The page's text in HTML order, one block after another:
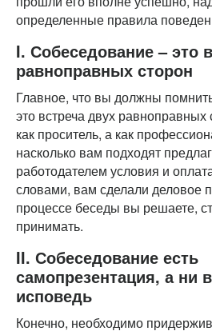
определенные правила
I. Собеседование – это
равноправных сторон
Главное, что вы должны
это встреча двух
как проситель, а как
насколько вам подходят
работодателем условия и
словами, вам сделали деловое
процессе беседы вы решаете,
принимать.
II. Собеседование есть
самопрезентация, а ни
исповедь
Конечно, необходимо